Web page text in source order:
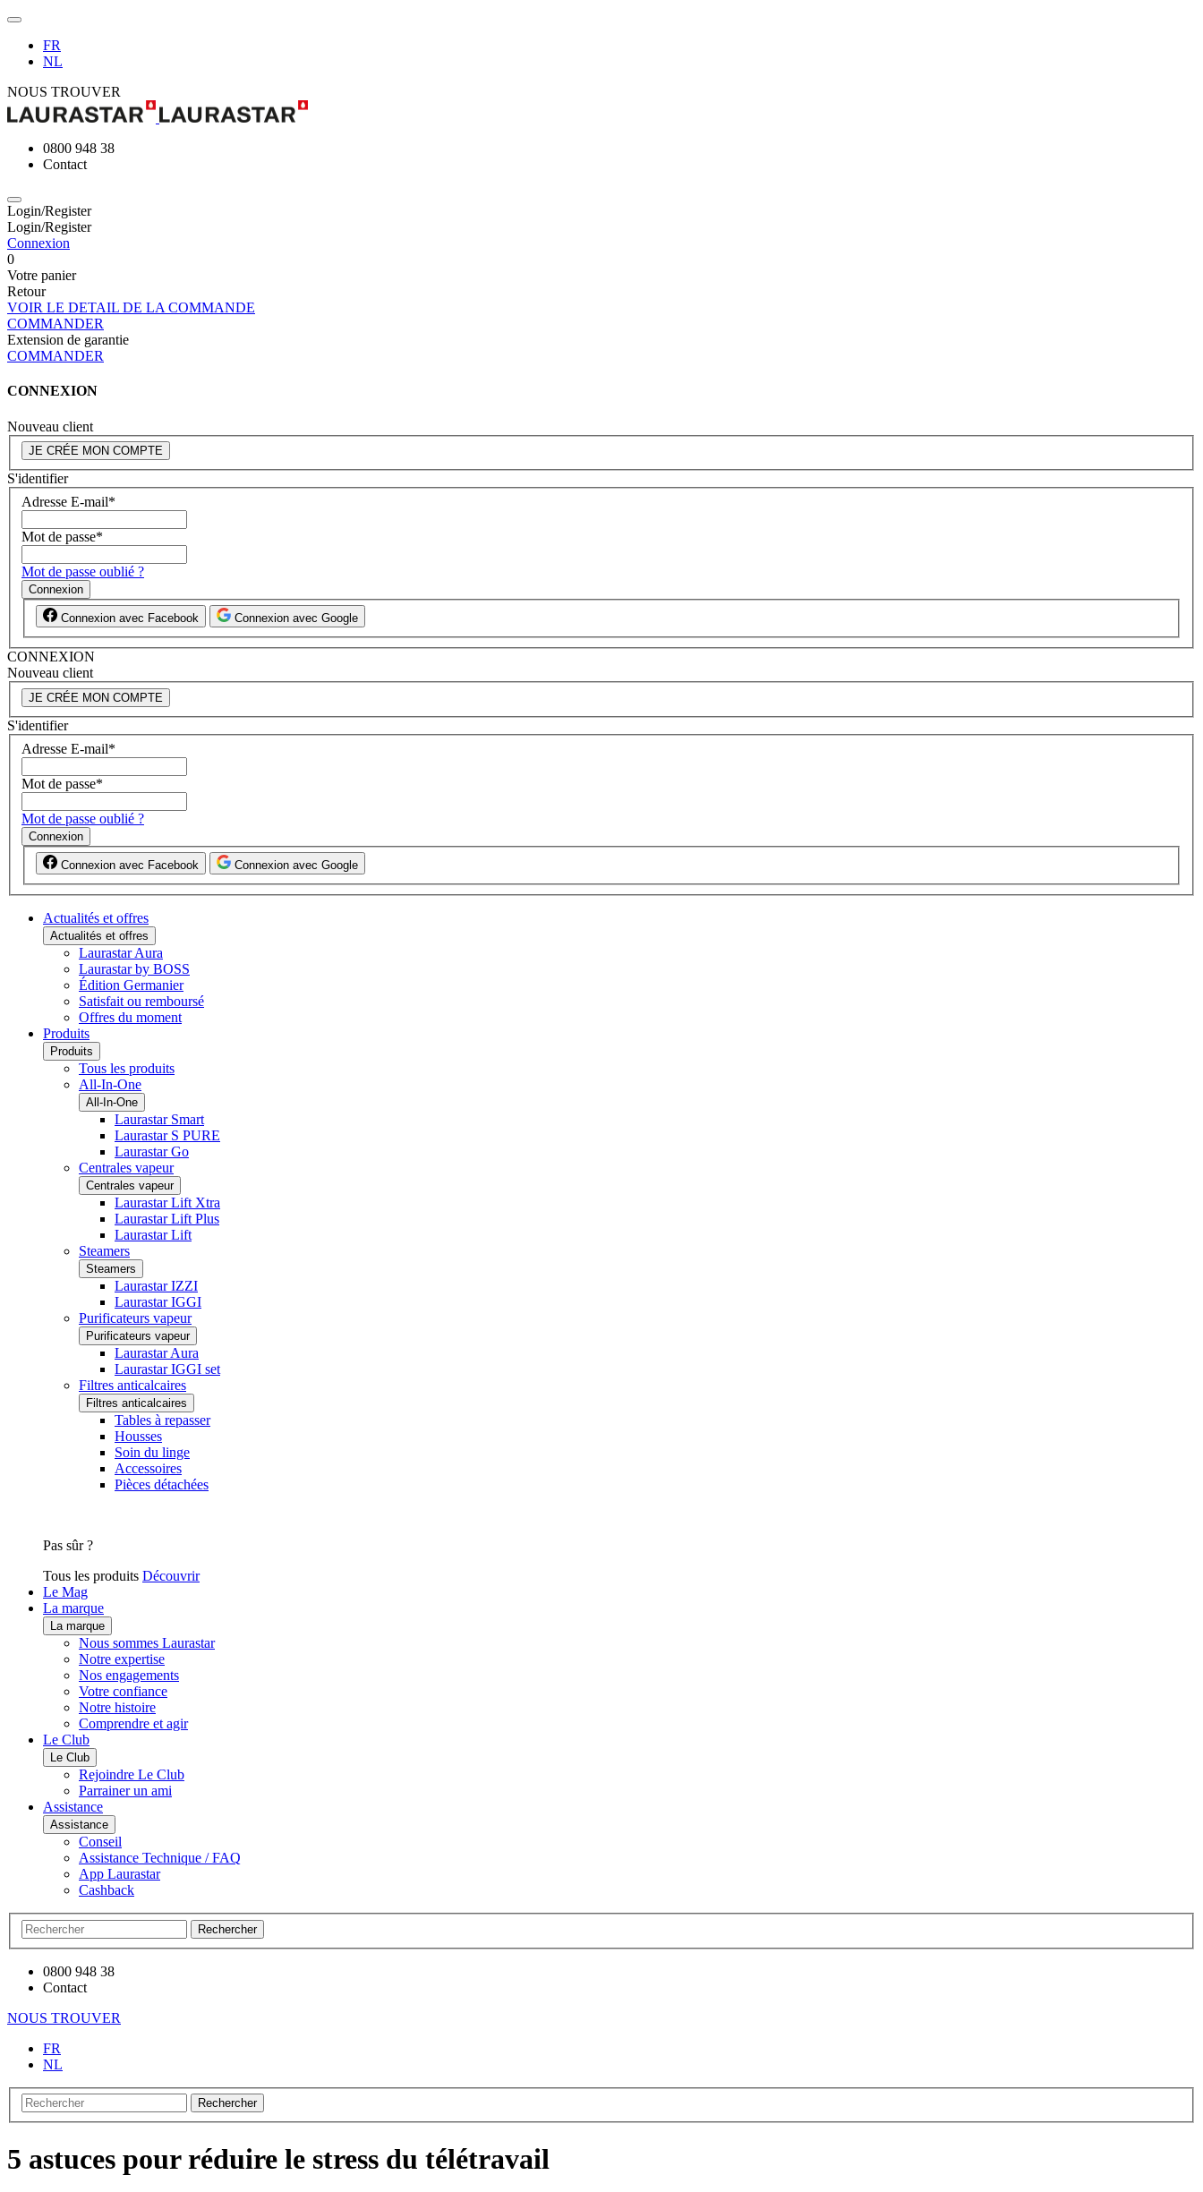
FR
NL
NOUS TROUVER
0800 948 38
Contact
Login/Register
Login/Register
Connexion
0
Votre panier
Retour
VOIR LE DETAIL DE LA COMMANDE
COMMANDER
Extension de garantie
COMMANDER
CONNEXION
Nouveau client
JE CRÉE MON COMPTE
S'identifier
Adresse E-mail*
Mot de passe*
Mot de passe oublié ?
Connexion
Connexion avec Facebook Connexion avec Google
CONNEXION
Nouveau client
JE CRÉE MON COMPTE
S'identifier
Adresse E-mail*
Mot de passe*
Mot de passe oublié ?
Connexion
Connexion avec Facebook Connexion avec Google
Actualités et offres
Actualités et offres
Laurastar Aura
Laurastar by BOSS
Édition Germanier
Satisfait ou remboursé
Offres du moment
Produits
Produits
Tous les produits
All-In-One
All-In-One
Laurastar Smart
Laurastar S PURE
Laurastar Go
Centrales vapeur
Centrales vapeur
Laurastar Lift Xtra
Laurastar Lift Plus
Laurastar Lift
Steamers
Steamers
Laurastar IZZI
Laurastar IGGI
Purificateurs vapeur
Purificateurs vapeur
Laurastar Aura
Laurastar IGGI set
Filtres anticalcaires
Filtres anticalcaires
Tables à repasser
Housses
Soin du linge
Accessoires
Pièces détachées
Pas sûr ?
Tous les produits Découvrir
Le Mag
La marque
La marque
Nous sommes Laurastar
Notre expertise
Nos engagements
Votre confiance
Notre histoire
Comprendre et agir
Le Club
Le Club
Rejoindre Le Club
Parrainer un ami
Assistance
Assistance
Conseil
Assistance Technique / FAQ
App Laurastar
Cashback
Rechercher
0800 948 38
Contact
NOUS TROUVER
FR
NL
Rechercher
5 astuces pour réduire le stress du télétravail